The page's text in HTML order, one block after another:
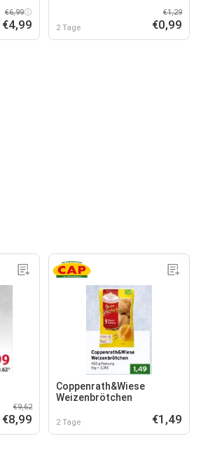
€6,99
€4,99 2 Tage
€1,29
€0,99
€9,62
€8,99
Coppenrath&Wiese
Weizenbrötchen
2 Tage €1,49